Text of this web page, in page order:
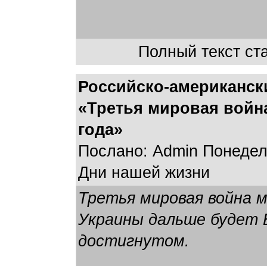
Полный текст
Российско-
«Третья мировая
года»
Послано: Admin
Дни нашей жизни
Третья мировая война
Украины дальше будет
достигнутом.